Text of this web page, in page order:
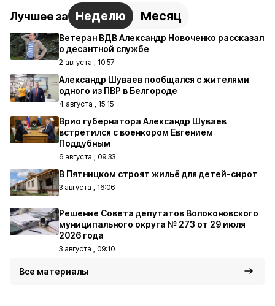
Лучшее за Неделю Месяц
Ветеран ВДВ Александр Новоченко рассказал
о десантной службе
2 августа , 10:57
Александр Шуваев пообщался с жителями
одного из ПВР в Белгороде
4 августа , 15:15
Врио губернатора Александр Шуваев
встретился с военкором Евгением
Поддубным
6 августа , 09:33
В Пятницком строят жильё для детей-сирот
3 августа , 16:06
Решение Совета депутатов Волоконовского
муниципального округа № 273 от 29 июля
2026 года
3 августа , 09:10
Все материалы